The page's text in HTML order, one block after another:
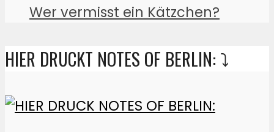
Wer vermisst ein Kätzchen?
HIER DRUCKT NOTES OF BERLIN: ⤵️